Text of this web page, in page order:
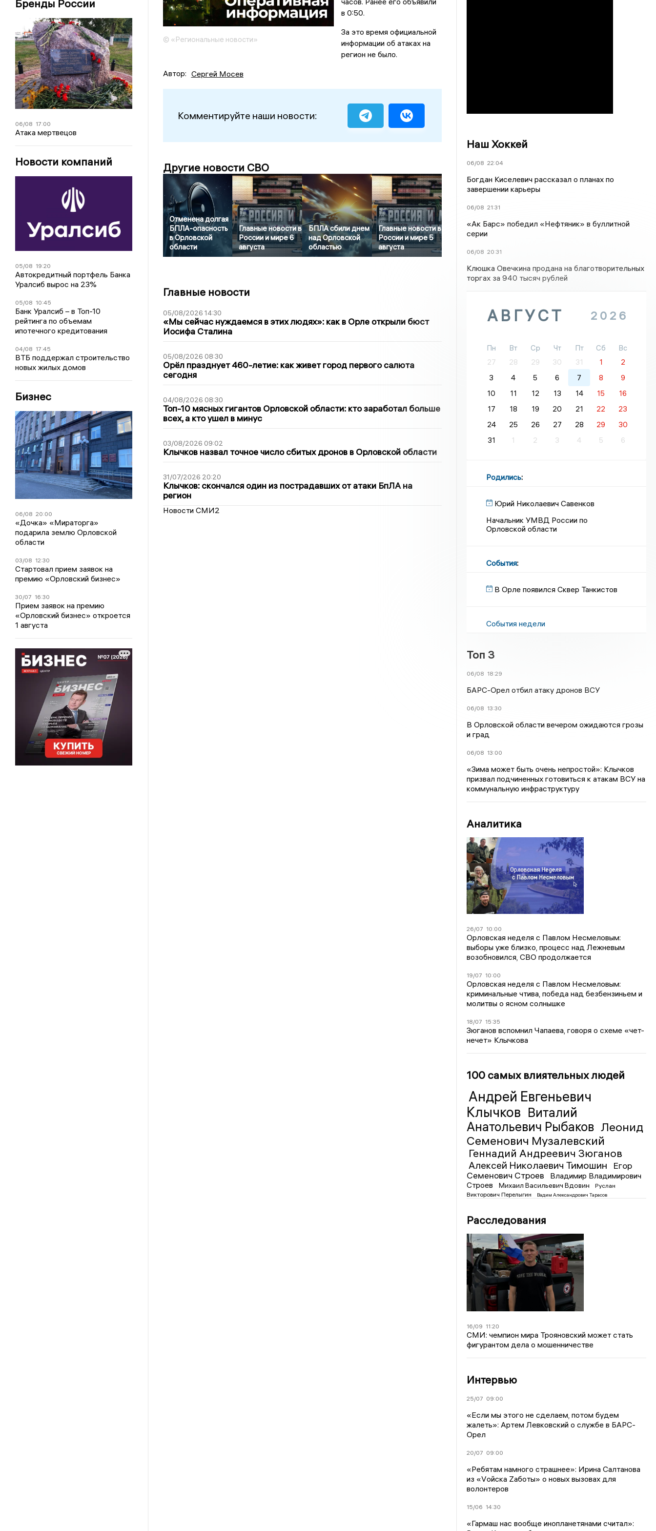
Бренды России
06/08 17:00
Атака мертвецов
Новости компаний
05/08 19:20
Автокредитный портфель Банка
Уралсиб вырос на 23%
05/08 10:45
Банк Уралсиб – в Топ-10
рейтинга по объемам
ипотечного кредитования
04/08 17:45
ВТБ поддержал строительство
новых жилых домов
Бизнес
06/08 20:00
«Дочка» «Мираторга»
подарила землю Орловской
области
03/08 12:30
Стартовал прием заявок на
премию «Орловский бизнес»
30/07 16:30
Прием заявок на премию
«Орловский бизнес» откроется
1 августа
© «Региональные новости»
в 0:50.
За это время официальной
информации об атаках на
регион не было.
Автор: Сергей Мосев
Комментируйте наши новости:
Другие новости СВО
Отменена долгая
БПЛА-опасность
в Орловской
области
Главные новости в
России и мире 6
августа
БПЛА сбили днем
над Орловской
областью
Главные новости в
России и мире 5
августа
Главные новости
05/08/2026 14:30
«Мы сейчас нуждаемся в этих людях»: как в Орле открыли бюст
Иосифа Сталина
05/08/2026 08:30
Орёл празднует 460-летие: как живет город первого салюта
сегодня
04/08/2026 08:30
Топ-10 мясных гигантов Орловской области: кто заработал больше
всех, а кто ушел в минус
03/08/2026 09:02
Клычков назвал точное число сбитых дронов в Орловской области
31/07/2026 20:20
Клычков: скончался один из пострадавших от атаки БпЛА на
регион
Новости СМИ2
Наш Хоккей
06/08 22:04
Богдан Киселевич рассказал о планах по
завершении карьеры
06/08 21:31
«Ак Барс» победил «Нефтяник» в буллитной
серии
06/08 20:31
Клюшка Овечкина продана на благотворительных
торгах за 940 тысяч рублей
АВГУСТ 2026
Пн Вт Ср Чт Пт Сб
Вс
27
28 29 30 31 1
2
3
4 5 6 7 8
9
10
11 12 13 14 15
16
17
18 19 20 21 22
23
24
25 26 27 28 29
30
31
1 2 3 4 5 6
Родились:
Юрий Николаевич Савенков
Начальник УМВД России по
Орловской области
События:
В Орле появился Сквер Танкистов
События недели
Топ 3
06/08 18:29
БАРС-Орел отбил атаку дронов ВСУ
06/08 13:30
В Орловской области вечером ожидаются грозы
и град
06/08 13:00
«Зима может быть очень непростой»: Клычков
призвал подчиненных готовиться к атакам ВСУ на
коммунальную инфраструктуру
Аналитика
26/07 10:00
Орловская неделя с Павлом Несмеловым:
выборы уже близко, процесс над Лежневым
возобновился, СВО продолжается
19/07 10:00
Орловская неделя с Павлом Несмеловым:
криминальные чтива, победа над безбензиньем и
молитвы о ясном солнышке
18/07 15:35
Зюганов вспомнил Чапаева, говоря о схеме «чет-
нечет» Клычкова
100 самых влиятельных людей
Андрей Евгеньевич
Клычков Виталий
Анатольевич Рыбаков Леонид
Семенович Музалевский
Геннадий Андреевич Зюганов
Алексей Николаевич Тимошин
Егор
Семенович Строев
Владимир Владимирович
Строев
Михаил Васильевич Вдовин
Руслан
Викторович Перелыгин
Вадим Александрович Тарасов
Расследования
16/09 11:20
СМИ: чемпион мира Трояновский может стать
фигурантом дела о мошенничестве
Интервью
25/07 09:00
«Если мы этого не сделаем, потом будем
жалеть»: Артем Левковский о службе в БАРС-
Орел
20/07 09:00
«Ребятам намного страшнее»: Ирина Салтанова
из «Vойска Zаботы» о новых вызовах для
волонтеров
15/06 14:30
«Гармаш нас вообще инопланетянами считал»: